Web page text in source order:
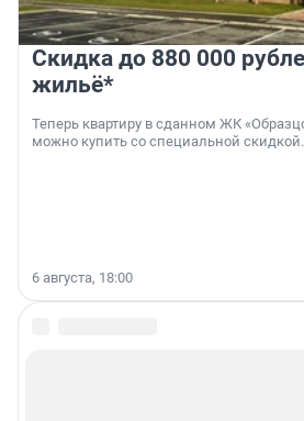
Скидка до 880 000
жильё*
Теперь квартиру в сданном ЖК
можно купить со специальной скидкой.
6 августа, 18:00